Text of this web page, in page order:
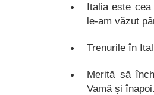
Italia este
le-am văzut
Trenurile în
Merită să
Vamă și